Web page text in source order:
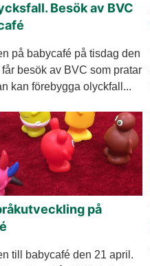
Besök av BVC
på babycafé på tisdag den
besök av BVC som pratar
kan förebygga olyckfall...
på
till babycafé den 21 april.